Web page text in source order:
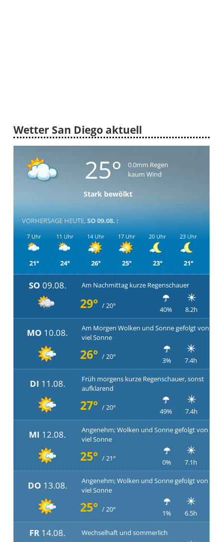
Wetter San Diego aktuell
25°
0.0mm Regen
kaum Wind
Stark bewölkt
VORHERSAGE HEUTE,SO 09.08. :
7 Uhr 11 Uhr 14 Uhr 17 Uhr 20 Uhr 23 Uhr
21° 24° 26° 25° 23° 21°
SO 09.08. Am Nachmittag kurze Regenschauer
29° / 20° 40% 8.2h
MO 10.08.
Am Morgen Wolken und Sonne gefolgt von
viel Sonne
26° / 20° 3% 7.4h
DI 11.08.
Früh morgens kurze Regenschauer, sonst
aufklarend
27° / 20° 49% 7.4h
MI 12.08.
Angenehm; Wolken und Sonne gefolgt von
viel Sonne
25° / 21° 0% 7.1h
DO 13.08.
Angenehm; Wolken und Sonne gefolgt von
viel Sonne
25° / 20° 1% 6.5h
FR 14.08. Wechselhaft und sommerlich